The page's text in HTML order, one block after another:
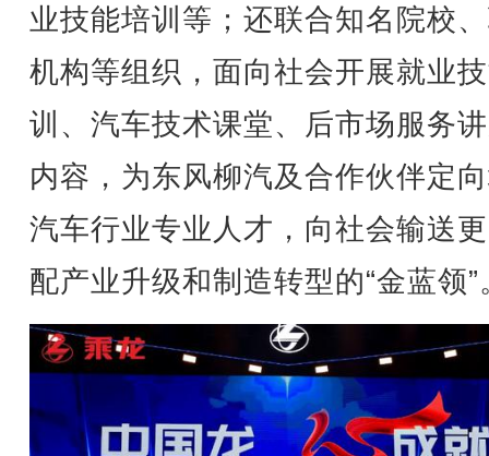
业技能培训等；还联合知名院校
机构等组织，面向社会开展就业
训、汽车技术课堂、后市场服务
内容，为东风柳汽及合作伙伴定
汽车行业专业人才，向社会输送
配产业升级和制造转型的“金蓝领”